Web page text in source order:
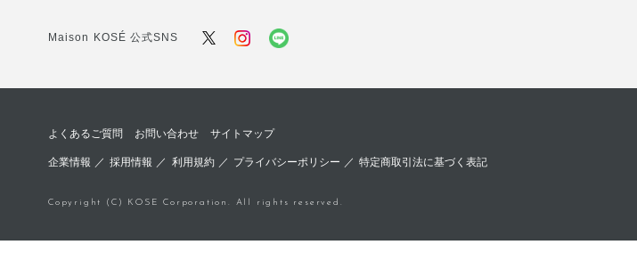
Maison KOSÉ 公式SNS
よくあるご質問 お問い合わせ サイトマップ
企業情報 ／採用情報 ／ 利用規約／ プライバシーポリシー ／ 特定商取引法に基づく表記
Copyright (C) KOSE Corporation. All rights reserved.